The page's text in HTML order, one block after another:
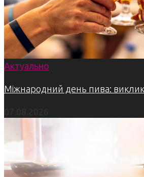
Актуально
Міжнародний день пива: